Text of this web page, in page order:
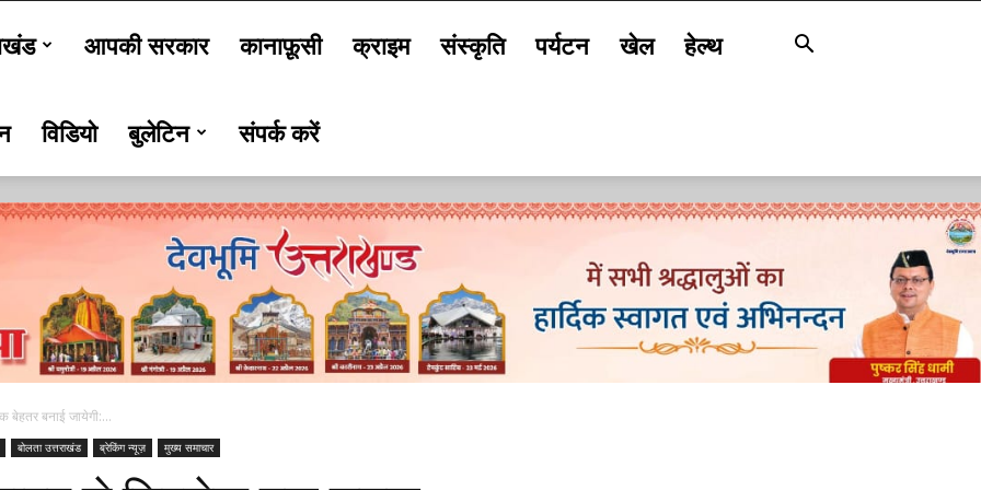
आपकी सरकार कानाफ़ूसी क्राइम संस्कृति पर्यटन खेल हेल्थ
विडियो बुलेटिन संपर्क करें
बेहतर बनाई जायेगी:...
बोलता उत्तराखंड ब्रेकिंग न्यूज़ मुख्य समाचार